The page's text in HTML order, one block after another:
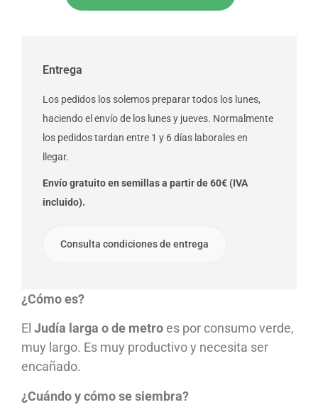
Entrega
Los pedidos los solemos preparar todos los lunes,
haciendo el envío de los lunes y jueves. Normalmente
los pedidos tardan entre 1 y 6 días laborales en
llegar.
Envío gratuito en semillas a partir de 60€ (IVA
incluido).
Consulta condiciones de entrega
¿Cómo es?
El Judía larga o de metro es por consumo verde,
muy largo. Es muy productivo y necesita ser
encañado.
¿Cuándo y cómo se siembra?